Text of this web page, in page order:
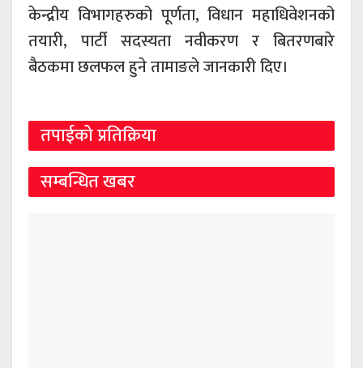
केन्द्रीय विभागहरुको पूर्णता, विधान महाधिवेशनको
तयारी, पार्टी सदस्यता नवीकरण र बितरणबारे
बैठकमा छलफल हुने तामाङले जानकारी दिए।
तपाईको प्रतिक्रिया
सम्बन्धित खबर